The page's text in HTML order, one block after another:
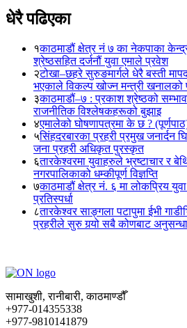
धेरै पढिएका
१काठमाडौं क्षेत्र नं ७ का नेकपाका
श्रेष्ठसहित दर्जनौं युवा एमाले प्रवेश
२टोखा–छहरे सुरुङमार्गले धेरै बस्ती
भएकाले विकल्प खोज्न मन्त्री खनालको
३काठमाडौं–७ : प्रकाश श्रेष्ठको
राजनीतिक विश्लेषकहरूको बुझाइ
४एमालेको घोषणापत्रमा के छ ?
५सिंहदरबारका प्रहरी प्रमुख जनार्दन
जना प्रहरी अधिकृत पुरस्कृत
६तारकेश्वरमा युवाहरुले भ्रष्टाचार र
नगरपालिकाको धम्कीपूर्ण विज्ञप्ति
७काठमाडौं क्षेत्र नं. ६ मा लोकप्रिय
प्रतिस्पर्धा
८तारकेश्वर साङ्गला पटापुमा ईभी
प्रहरीले सुरु गर्‍यो सबै कोणबाट
सामाखुशी, रानीबारी, काठमाण्डौँ
+977-014355338
+977-9810141879